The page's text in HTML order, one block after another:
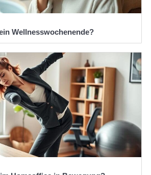
Wellnesswochenende?